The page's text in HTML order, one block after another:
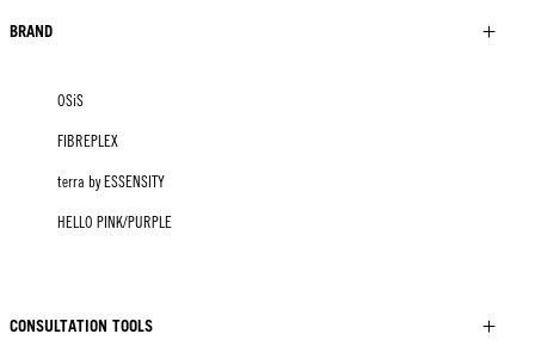
BRAND
OSiS
FIBREPLEX
terra by ESSENSITY
HELLO PINK/PURPLE
CONSULTATION TOOLS